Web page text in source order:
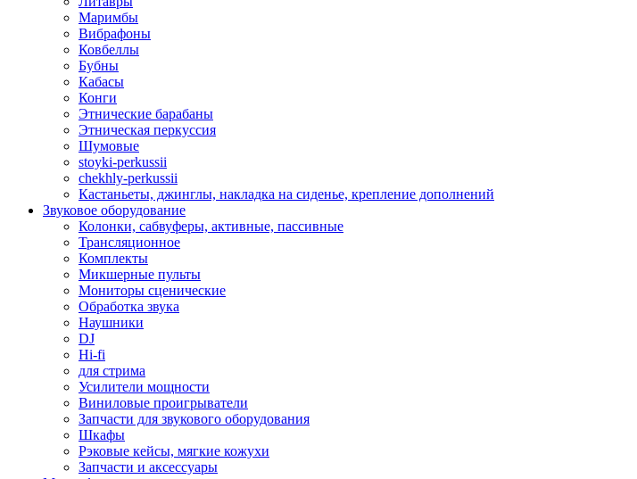
Маримбы
Вибрафоны
Ковбеллы
Бубны
Кабасы
Конги
Этнические барабаны
Этническая перкуссия
Шумовые
stoyki-perkussii
chekhly-perkussii
Кастаньеты, джинглы, накладка на сиденье, крепление дополнений
Звуковое оборудование
Колонки, сабвуферы, активные, пассивные
Трансляционное
Комплекты
Микшерные пульты
Мониторы сценические
Обработка звука
Наушники
DJ
Hi-fi
для стрима
Усилители мощности
Виниловые проигрыватели
Запчасти для звукового оборудования
Шкафы
Рэковые кейсы, мягкие кожухи
Запчасти и аксессуары